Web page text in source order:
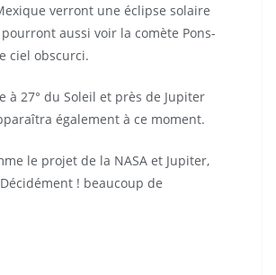
verront une éclipse solaire
aussi voir la comète Pons-
ciel obscurci.
à 27° du Soleil et près de Jupiter
également à ce moment.
le projet de la NASA et Jupiter,
! beaucoup de